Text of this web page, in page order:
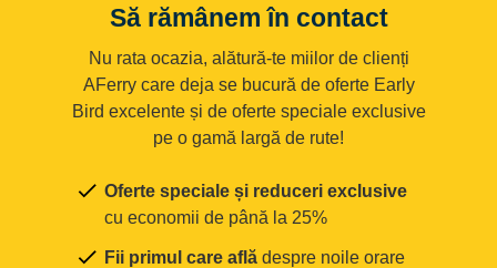
Să rămânem în contact
Nu rata ocazia, alătură-te miilor de clienți
AFerry care deja se bucură de oferte Early
Bird excelente și de oferte speciale exclusive
pe o gamă largă de rute!
Oferte speciale și reduceri exclusive
cu economii de până la 25%
Fii primul care află despre noile orare